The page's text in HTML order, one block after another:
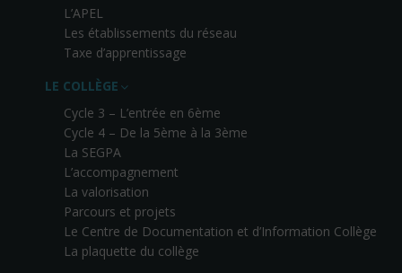
L’APEL
Les établissements du réseau
Taxe d’apprentissage
LE COLLÈGE
Cycle 3 – L’entrée en 6ème
Cycle 4 – De la 5ème à la 3ème
La SEGPA
L’accompagnement
La valorisation
Parcours et projets
Le Centre de Documentation et d’Information Collège
La plaquette du collège